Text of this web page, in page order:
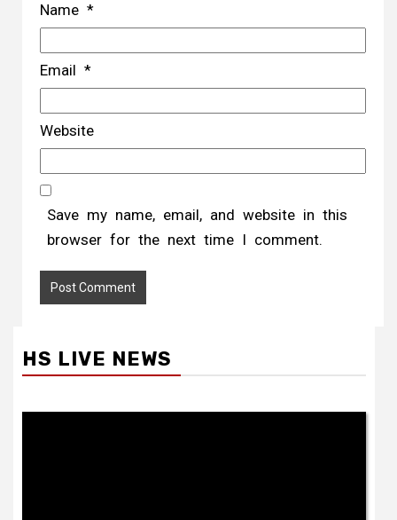
Name *
Email *
Website
Save my name, email, and website in this
browser for the next time I comment.
HS LIVE NEWS